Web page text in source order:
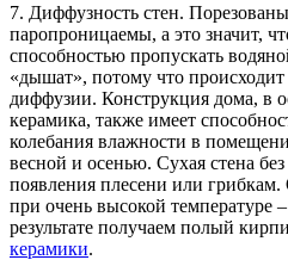
7. Диффузность стен.
паропроницаемы, а это значит,
способностью пропускать
«дышат», потому что
диффузии. Конструкция дома, в
керамика, также имеет
колебания влажности в
весной и осенью. Сухая стена
появления плесени или
при очень высокой температуре
результате получаем полый
керамики.